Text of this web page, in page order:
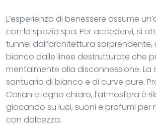
L’esperienza di benessere assume
con lo spazio spa. Per accedervi, si
tunnel dall’architettura
bianco dalle linee destrutturate che
mentalmente alla disconnessione. La
santuario di bianco e di curve pure.
Corian e legno chiaro, l’atmosfera è
giocando su luci, suoni e profumi per
con dolcezza.